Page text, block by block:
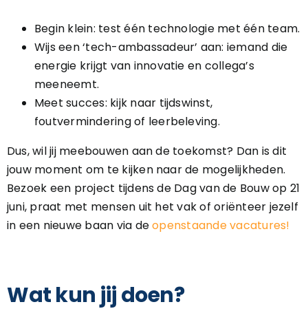
Begin klein: test één technologie met één team.
Wijs een ‘tech-ambassadeur’ aan: iemand die
energie krijgt van innovatie en collega’s
meeneemt.
Meet succes: kijk naar tijdswinst,
foutvermindering of leerbeleving.
Dus, wil jij meebouwen aan de toekomst? Dan is dit
jouw moment om te kijken naar de mogelijkheden.
Bezoek een project tijdens de Dag van de Bouw op 21
juni, praat met mensen uit het vak of oriënteer jezelf
in een nieuwe baan via deopenstaande vacatures!
Wat kun jij doen?